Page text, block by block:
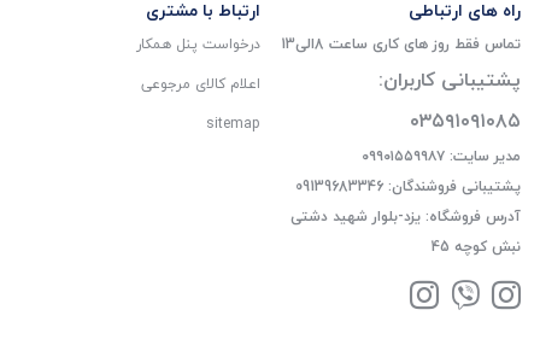
راه های ارتباطی
تماس فقط روز های کاری ساعت 8الی13
پشتیبانی کاربران:
۰۳۵۹۱۰۹۱۰۸۵
مدیر سایت: ۰۹۹۰۱۵۵۹۹۸۷
پشتیبانی فروشندگان: 09139683346
آدرس فروشگاه: یزد-بلوار شهید دشتی
نبش کوچه 45
ارتباط با مشتری
درخواست پنل همکار
اعلام کالای مرجوعی
sitemap